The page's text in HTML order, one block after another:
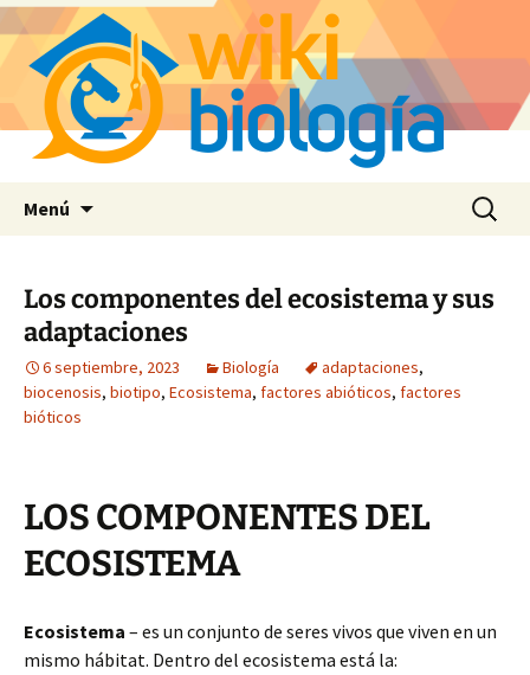
Menú Buscar:
Los componentes del ecosistema y sus
adaptaciones
6 septiembre, 2023 Biología adaptaciones,
biocenosis, biotipo, Ecosistema, factores abióticos, factores
bióticos
LOS COMPONENTES DEL
ECOSISTEMA
Ecosistema – es un conjunto de seres vivos que viven en un
mismo hábitat. Dentro del ecosistema está la: